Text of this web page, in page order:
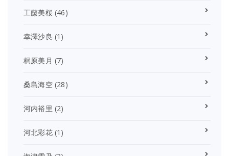
工藤美桜(46)
幸澤沙良 (1)
桐原美月 (7)
桑島海空(28)
河内裕里 (2)
河北彩花(1)